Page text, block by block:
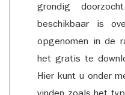
grondig
beschikbaar is
opgenomen in de
het gratis te
Hier kunt u onder